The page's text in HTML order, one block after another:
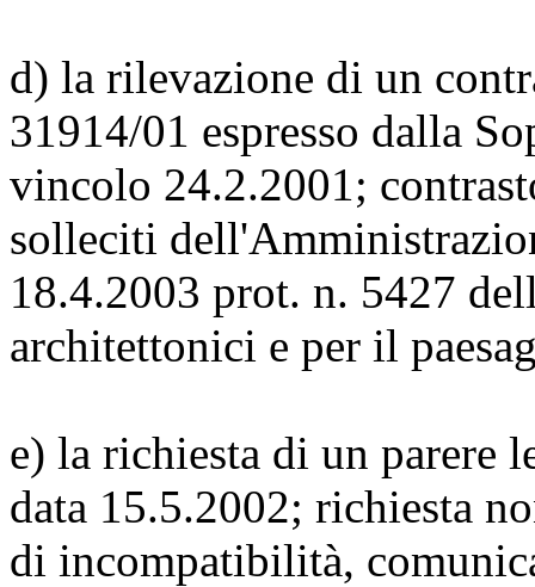
d) la rilevazione di un
31914/01 espresso dalla
vincolo 24.2.2001;
solleciti
18.4.2003 prot. n. 5427
architettonici e per il
e) la richiesta di un parere
data 15.5.2002; richiesta
di incompatibilità,